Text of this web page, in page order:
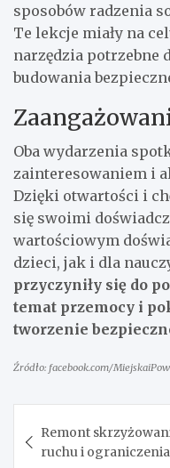
sposobów radzenia
Te lekcje miały na
narzędzia potrzebne
budowania
Oba wydarzenia
zainteresowaniem i
Dzięki otwartości i
się swoimi
wartościowym
dzieci, jak i dla
przyczyniły się do
temat przemocy i
tworzenie
Źródło: facebook.com/
wpisu
Remont
ruchu i